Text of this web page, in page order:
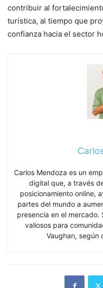
contribuir al
turística, al tiempo que
confianza hacia el sector
Carlos Mendoza es un
digital que, a través
posicionamiento online,
partes del mundo a
presencia en el
valiosos para
Vaughan, según